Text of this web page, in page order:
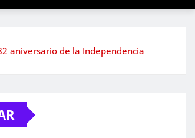
aniversario de la Independencia